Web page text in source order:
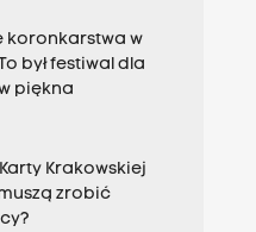
koronkarstwa w
był festiwal dla
piękna
Krakowskiej
zrobić